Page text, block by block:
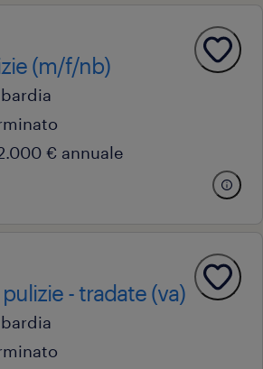
(m/f/nb)
€ annuale
- tradate (va)